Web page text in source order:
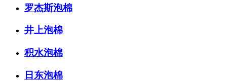
罗杰斯泡棉
井上泡棉
积水泡棉
日东泡棉